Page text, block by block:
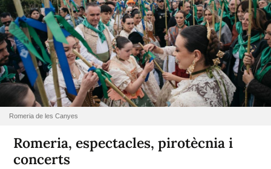
Romeria de les Canyes
Romeria, espectacles, pirotècnia i
concerts